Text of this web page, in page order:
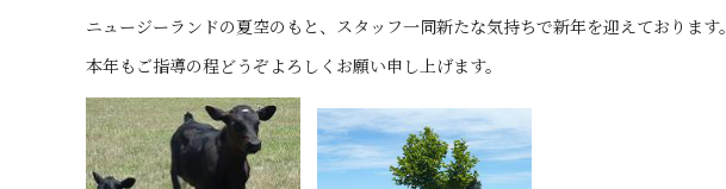
ニュージーランドの夏空のもと、スタッフ一同新たな気持ちで新年を迎えております。
本年もご指導の程どうぞよろしくお願い申し上げます。